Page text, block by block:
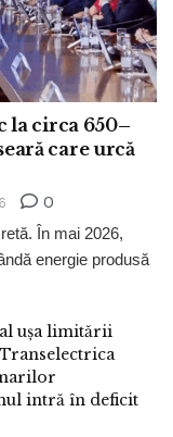
la circa 650–
care urcă
0
În mai 2026,
energie produsă
ușa limitării
intră în deficit